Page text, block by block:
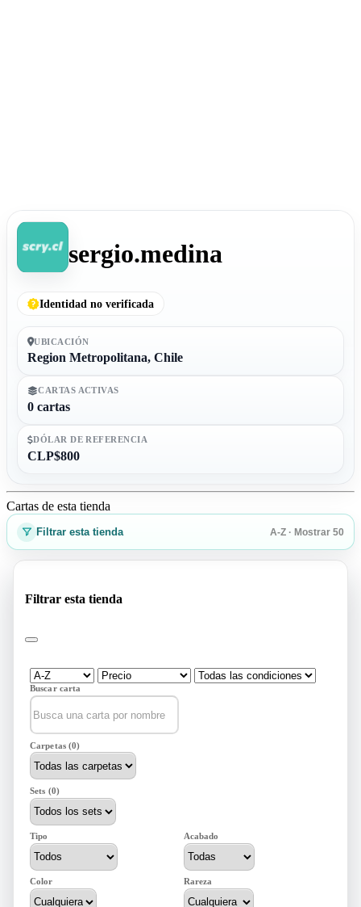
sergio.medina
Identidad no verificada
UBICACIÓN
Region Metropolitana, Chile
CARTAS ACTIVAS
0 cartas
DÓLAR DE REFERENCIA
CLP$800
Cartas de esta tienda
Filtrar esta tienda A-Z · Mostrar 50
Filtrar esta tienda
Buscar carta
Carpetas (0)
Sets (0)
Tipo Acabado
Color Rareza